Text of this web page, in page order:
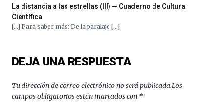
La distancia a las estrellas (III) — Cuaderno de Cultura
Científica
[…] Para saber más: De la paralaje […]
DEJA UNA RESPUESTA
Tu dirección de correo electrónico no será publicada.Los
campos obligatorios están marcados con *